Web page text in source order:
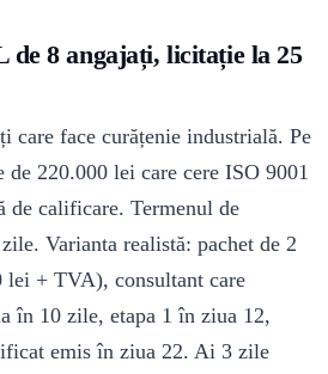
de 8 angajați, licitație la 25
care face curățenie industrială. Pe
de 220.000 lei care cere ISO 9001
de calificare. Termenul de
Varianta realistă: pachet de 2
lei + TVA), consultant care
în 10 zile, etapa 1 în ziua 12,
emis în ziua 22. Ai 3 zile